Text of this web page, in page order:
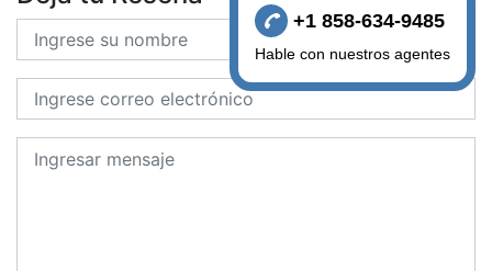
+1 858-634-9485
Hable con nuestros agentes